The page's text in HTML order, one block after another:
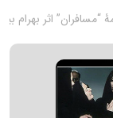
“مسافران” اثر بهرام